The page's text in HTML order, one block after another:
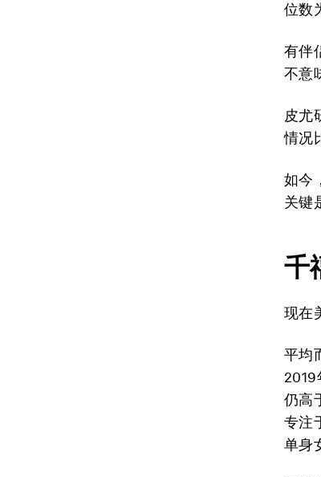
位数
有伴
不意
皮尤
情况
如今
关键
千
现在
平均
仍高
专注
单身